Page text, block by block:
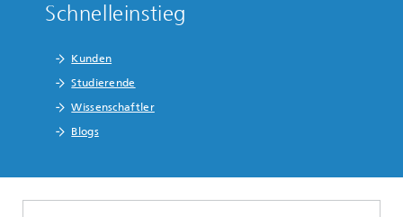
Schnelleinstieg
Kunden
Studierende
Wissenschaftler
Blogs